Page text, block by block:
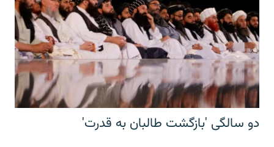
دو سالگی 'بازگشت طالبان به قدرت'